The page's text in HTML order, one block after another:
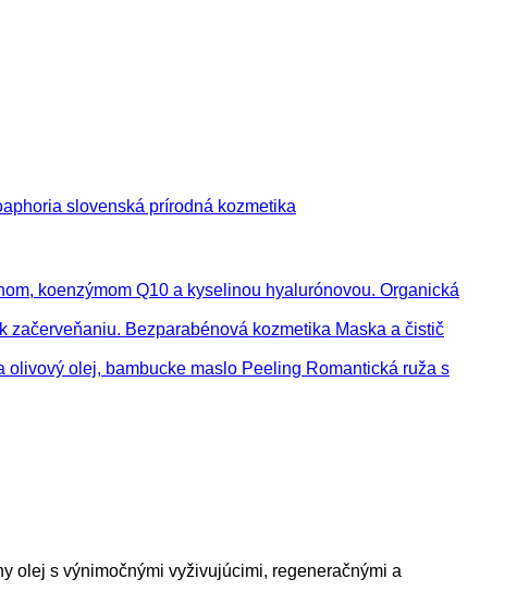
slovenská prírodná kozmetika
Organická
Maska a čistič
Peeling Romantická ruža s
olej s výnimočnými vyživujúcimi, regeneračnými a